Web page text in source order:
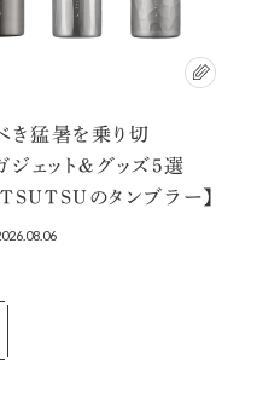
き猛暑を乗り切
ジェット＆グッズ5選
のタンブラー】